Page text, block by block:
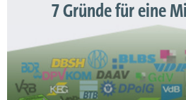
7 Gründe für eine